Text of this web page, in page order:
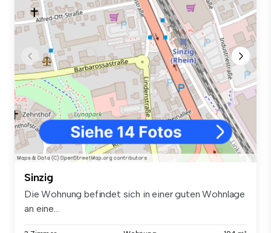
Sinzig
Die Wohnung befindet sich in einer guten Wohnlage
an eine...